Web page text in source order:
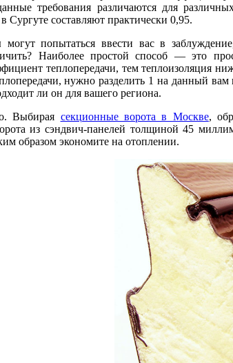
требования различаются для
Сургуте составляют практически 0,95.
попытаться ввести вас в
Наиболее простой способ — это
теплопередачи, тем теплоизоляция
нужно разделить 1 на данный
ли он для вашего региона.
Выбирая секционные ворота в Москве,
из сэндвич-панелей толщиной 45
образом экономите на отоплении.